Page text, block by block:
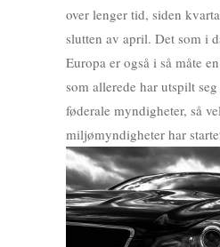
over lenger tid, siden
slutten av april. Det som i
Europa er også i så måte
som allerede har utspilt
føderale myndigheter, så
miljømyndigheter har